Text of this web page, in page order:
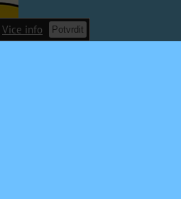
Vice info Potvrdit